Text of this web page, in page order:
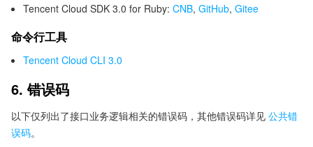
Tencent Cloud SDK 3.0 for Ruby: CNB, GitHub, Gitee
命令行工具
Tencent Cloud CLI 3.0
6. 错误码
以下仅列出了接口业务逻辑相关的错误码，其他错误码详见 公共错
误码。